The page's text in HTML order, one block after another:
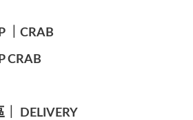
｜CRAB
CRAB
DELIVERY